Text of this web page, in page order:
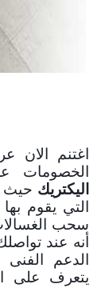
اغتنم الان
اليكتريك حيث
التي يقوم
سحب
أنه عند
الدعم
يتعرف على